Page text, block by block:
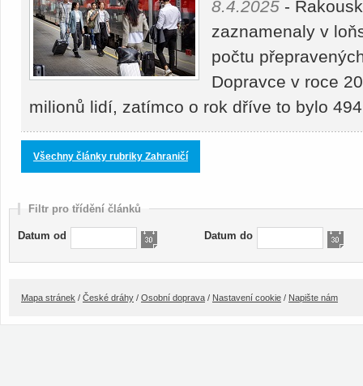
8.4.2025 -
zaznamenaly v
počtu
Dopravce v roce
milionů lidí, zatímco o rok dříve to bylo
Všechny články rubriky Zahraničí
Filtr pro třídění článků
Datum od Datum do
Mapa stránek / České dráhy / Osobní doprava / Nastavení cookie / Napište nám